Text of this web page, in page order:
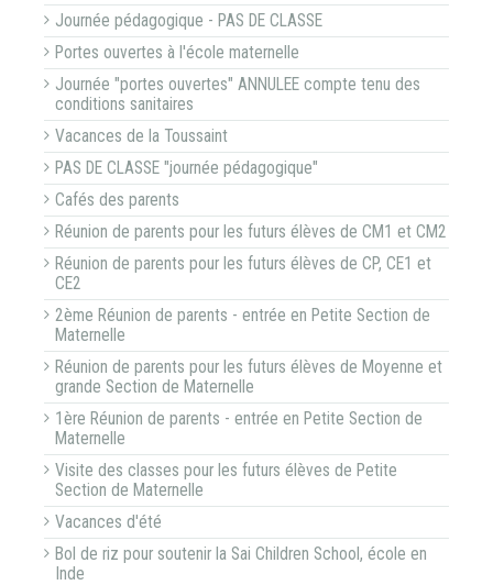
Journée pédagogique - PAS DE CLASSE
Portes ouvertes à l'école maternelle
Journée "portes ouvertes" ANNULEE compte tenu des
conditions sanitaires
Vacances de la Toussaint
PAS DE CLASSE "journée pédagogique"
Cafés des parents
Réunion de parents pour les futurs élèves de CM1 et CM2
Réunion de parents pour les futurs élèves de CP, CE1 et
CE2
2ème Réunion de parents - entrée en Petite Section de
Maternelle
Réunion de parents pour les futurs élèves de Moyenne et
grande Section de Maternelle
1ère Réunion de parents - entrée en Petite Section de
Maternelle
Visite des classes pour les futurs élèves de Petite
Section de Maternelle
Vacances d'été
Bol de riz pour soutenir la Sai Children School, école en
Inde